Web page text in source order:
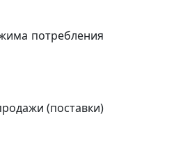
потребления
(поставки)